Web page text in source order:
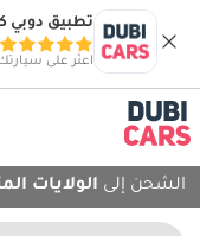
تطبيق دوبي
اعثر على
الشحن إلى الولايات